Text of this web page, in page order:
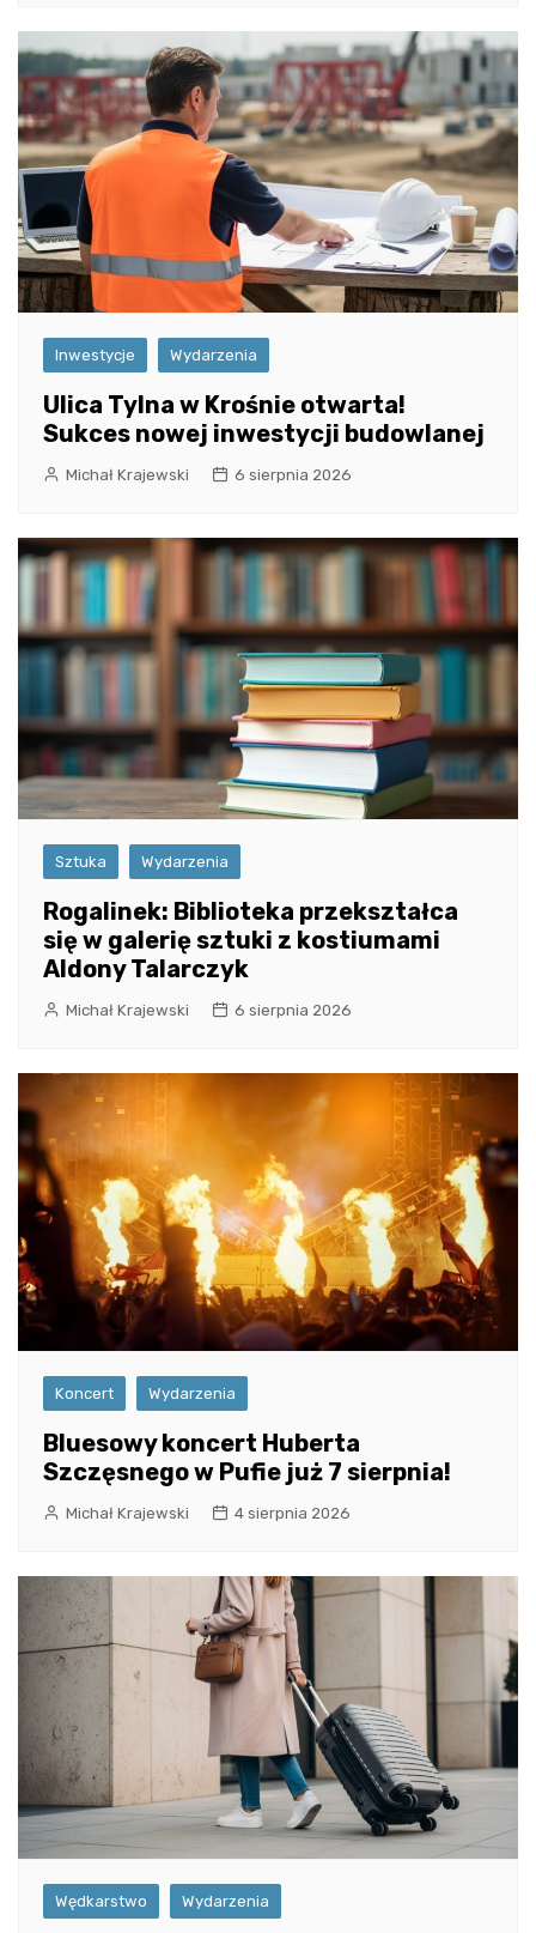
Inwestycje Wydarzenia
Ulica Tylna w Krośnie otwarta!
Sukces nowej inwestycji budowlanej
Michał Krajewski 6 sierpnia 2026
Sztuka Wydarzenia
Rogalinek: Biblioteka przekształca
się w galerię sztuki z kostiumami
Aldony Talarczyk
Michał Krajewski 6 sierpnia 2026
Koncert Wydarzenia
Bluesowy koncert Huberta
Szczęsnego w Pufie już 7 sierpnia!
Michał Krajewski 4 sierpnia 2026
Wędkarstwo Wydarzenia